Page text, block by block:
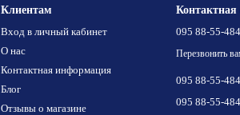
Клиентам
Вход в личный кабинет
О нас
Контактная информация
Блог
Отзывы о магазине
095 88-55-484
Перезвонить
095 88-55-484
095 88-55-484